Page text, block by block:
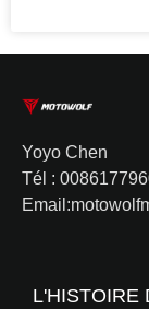
Yoyo Chen
Tél :
L'HISTOIRE